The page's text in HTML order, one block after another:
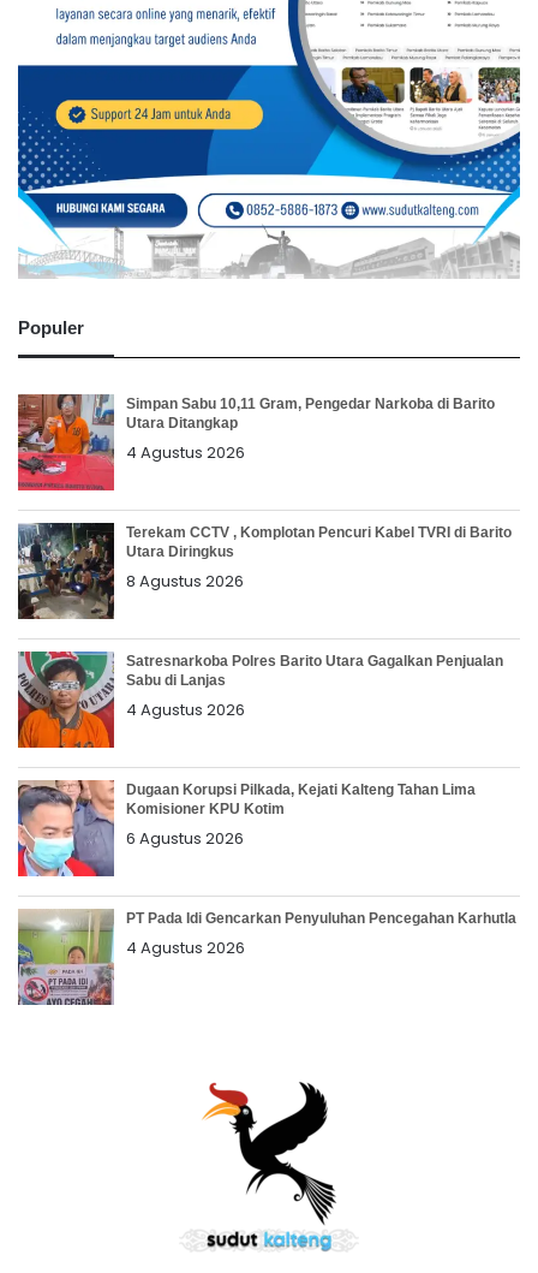
Populer
Simpan Sabu 10,11 Gram, Pengedar Narkoba di Barito
Utara Ditangkap
4 Agustus 2026
Terekam CCTV , Komplotan Pencuri Kabel TVRI di Barito
Utara Diringkus
8 Agustus 2026
Satresnarkoba Polres Barito Utara Gagalkan Penjualan
Sabu di Lanjas
4 Agustus 2026
Dugaan Korupsi Pilkada, Kejati Kalteng Tahan Lima
Komisioner KPU Kotim
6 Agustus 2026
PT Pada Idi Gencarkan Penyuluhan Pencegahan Karhutla
4 Agustus 2026